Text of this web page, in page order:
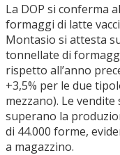
La DOP si conferma
formaggi di latte
Montasio si attesta
tonnellate di
rispetto all’anno
+3,5% per le due
mezzano). Le
superano la
di 44.000 forme,
a magazzino.